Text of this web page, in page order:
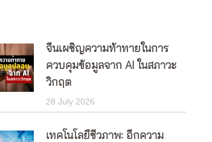
จีนเผชิญความท้าทายในการ
ควบคุมข้อมูลจาก AI ในสภาวะ
วิกฤต
28 July 2026
เทคโนโลยีชีวภาพ: อีกความ